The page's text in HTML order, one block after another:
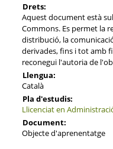
Drets:
Aquest document està
Commons. Es permet la
distribució, la
derivades, fins i tot amb
reconegui l'autoria de
Llengua:
Català
Pla d'estudis:
Llicenciat en
Document:
Objecte d'aprenentatge